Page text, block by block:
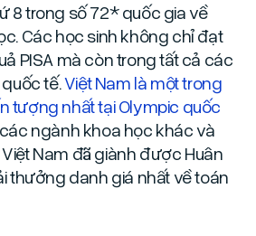
8 trong số 72* quốc gia về
Các học sinh không chỉ đạt
PISA mà còn trong tất cả các
tế.Việt Nam là một trong
tượng nhất tại Olympic quốc
ngành khoa học khác và
Nam đã giành được Huân
thưởng danh giá nhất về toán